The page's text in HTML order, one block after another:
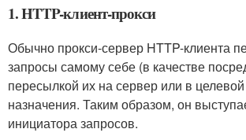
1. HTTP-клиент-прокси
Обычно прокси-сервер HTTP-клиента
запросы самому себе (в качестве
пересылкой их на сервер или в целевой
назначения. Таким образом, он
инициатора запросов.